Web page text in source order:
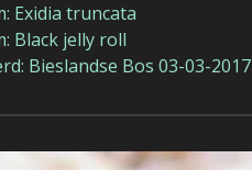
Exidia truncata
Black jelly roll
Bieslandse Bos 03-03-2017